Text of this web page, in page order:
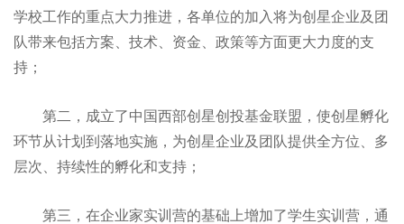
学校工作的重点大力推进，各单位的加入将为创星企业及团
队带来包括方案、技术、资金、政策等方面更大力度的支
持；
第二，成立了中国西部创星创投基金联盟，使创星孵化
环节从计划到落地实施，为创星企业及团队提供全方位、多
层次、持续性的孵化和支持；
第三，在企业家实训营的基础上增加了学生实训营，通